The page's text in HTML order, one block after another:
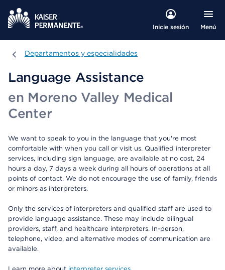
Inicie sesión Menú
Departamentos y especialidades
Departamentos y especialidades
Language Assistance
en Moreno Valley Medical
Center
We want to speak to you in the language that you're most
comfortable with when you call or visit us. Qualified interpreter
services, including sign language, are available at no cost, 24
hours a day, 7 days a week during all hours of operations at all
points of contact. We do not encourage the use of family, friends
or minors as interpreters.
Only the services of interpreters and qualified staff are used to
provide language assistance. These may include bilingual
providers, staff, and healthcare interpreters. In-person,
telephone, video, and alternative modes of communication are
available.